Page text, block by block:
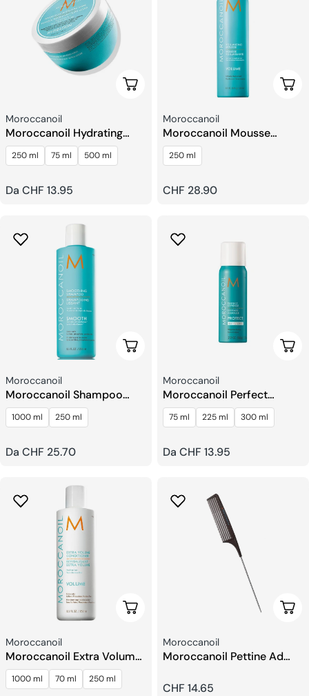
Scegli Le Opzioni
Venditore:
Moroccanoil
Moroccanoil Hydrating
Maschera Di Luce
250 ml 75 ml 500 ml
Prezzo
Da CHF 13.95
Venditore:
Moroccanoil
Moroccanoil Mousse
Volumizzante
250 ml
Prezzo
CHF 28.90
Scegli Le Opzioni
Venditore:
Moroccanoil
Moroccanoil Shampoo
Lisciante
1000 ml 250 ml
Prezzo
Da CHF 25.70
Venditore:
Moroccanoil
Moroccanoil Perfect
Defense
75 ml 225 ml 300 ml
Prezzo
Da CHF 13.95
Scegli Le Opzioni
Venditore:
Moroccanoil
Moroccanoil Extra Volume
Balsamo
1000 ml 70 ml 250 ml
Venditore:
Moroccanoil
Moroccanoil Pettine Ad
Prezzo
CHF 14.65